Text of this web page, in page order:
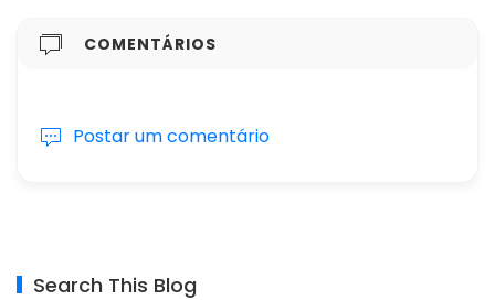
COMENTÁRIOS
Postar um comentário
Search This Blog